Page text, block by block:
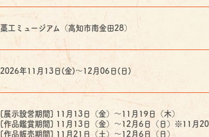
藁工ミュージアム（高知市南金田28）
2026年11月13日(金)〜12月06日(日)
[展示設営期間] 11月13日（金）〜11月19日（木）
[作品鑑賞期間] 11月13日（金）〜12月6日（日）※11月
[作品販売期間] 11月21日（土）〜12月6日（日）